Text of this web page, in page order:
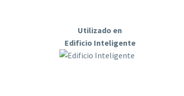
Utilizado en
Edificio Inteligente